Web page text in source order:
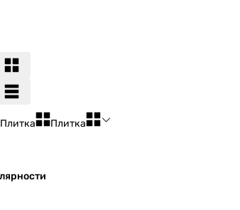
Плитка Плитка